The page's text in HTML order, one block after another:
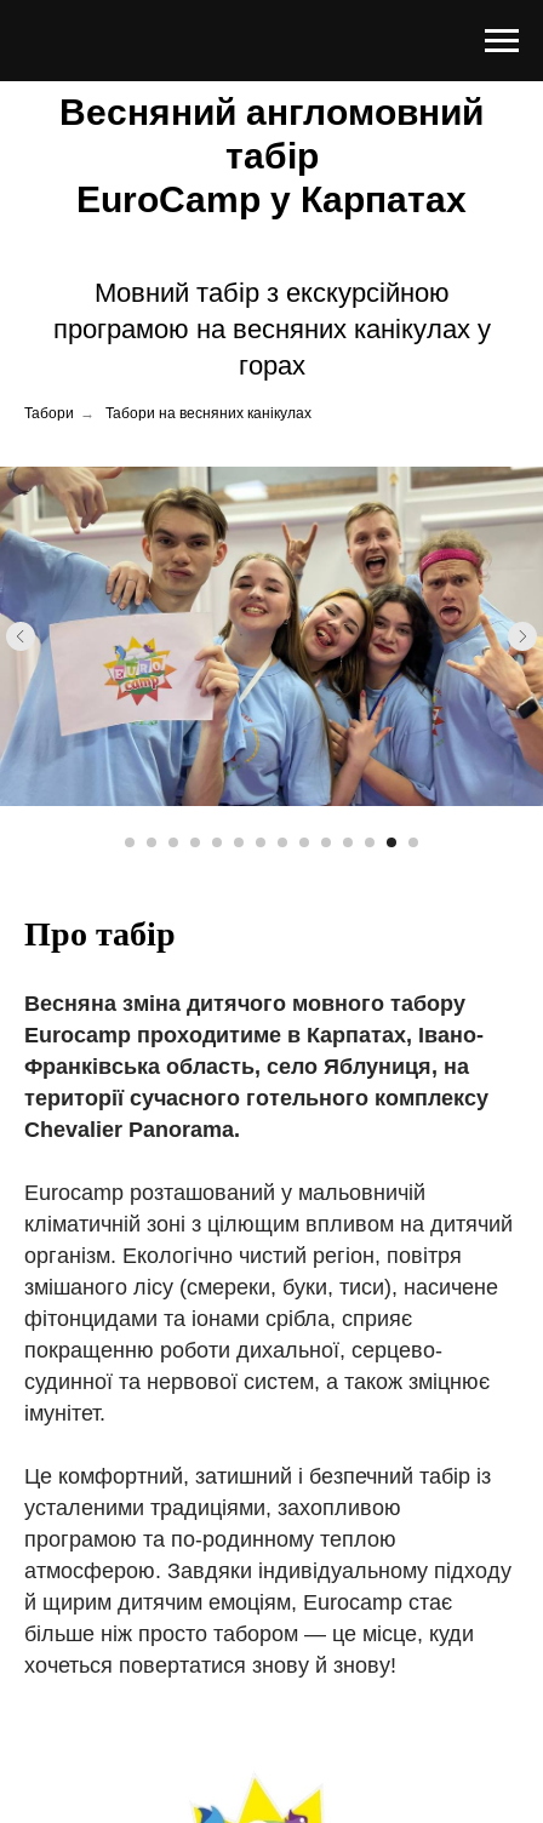
Весняний англомовний
табір
EuroCamp у Карпатах
Мовний табір з екскурсійною
програмою на весняних канікулах у
горах
Табори → Табори на весняних канікулах
Про табір
Весняна зміна дитячого мовного табору
Eurocamp проходитиме в Карпатах, Івано-
Франківська область, село Яблуниця, на
території сучасного готельного комплексу
Chevalier Panorama.
Eurocamp розташований у мальовничій
кліматичній зоні з цілющим впливом на дитячий
організм. Екологічно чистий регіон, повітря
змішаного лісу (смереки, буки, тиси), насичене
фітонцидами та іонами срібла, сприяє
покращенню роботи дихальної, серцево-
судинної та нервової систем, а також зміцнює
імунітет.
Це комфортний, затишний і безпечний табір із
усталеними традиціями, захопливою
програмою та по-родинному теплою
атмосферою. Завдяки індивідуальному підходу
й щирим дитячим емоціям, Eurocamp стає
більше ніж просто табором — це місце, куди
хочеться повертатися знову й знову!